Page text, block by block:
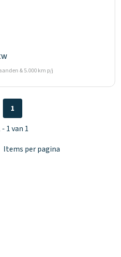
& 5.000 km p/j
Items per pagina
1
- 1 van 1